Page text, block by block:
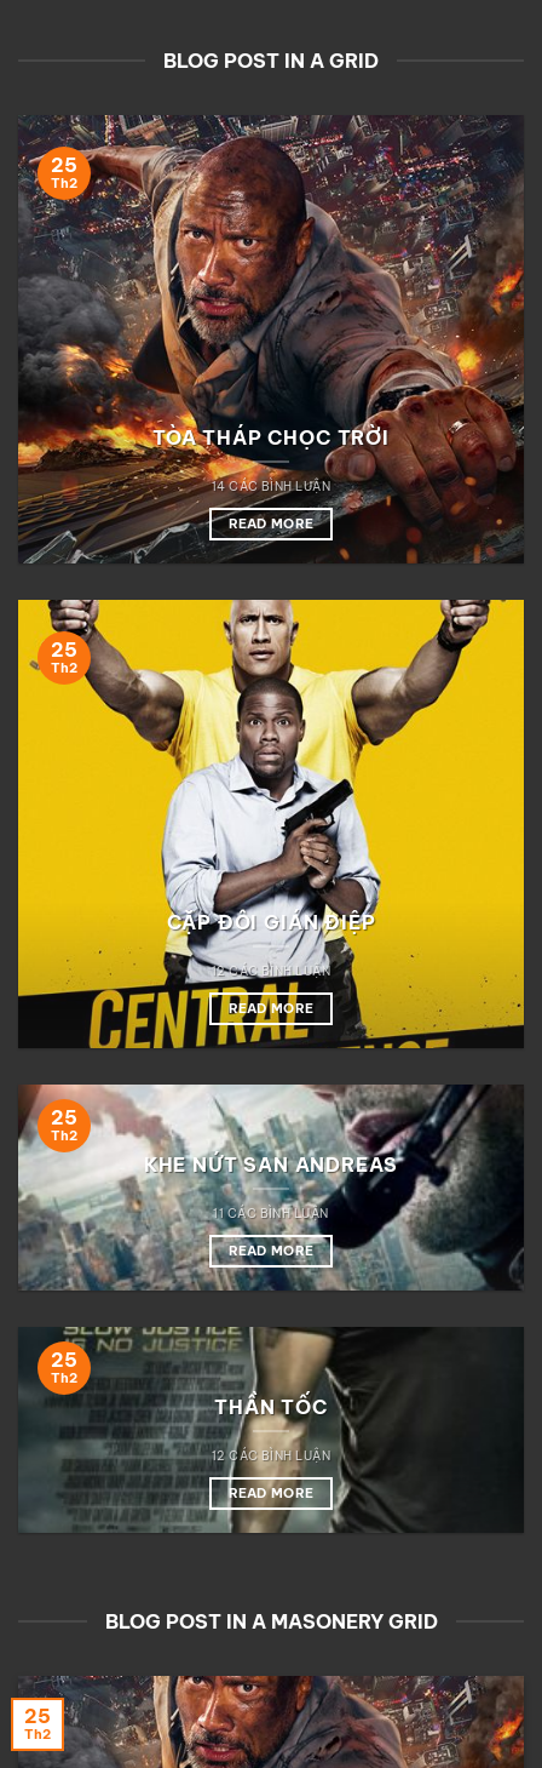
BLOG POST IN A GRID
TÒA THÁP CHỌC TRỜI
14 CÁC BÌNH LUẬN
READ MORE
25
Th2
CẶP ĐÔI GIÁN ĐIỆP
12 CÁC BÌNH LUẬN
READ MORE
25
Th2
KHE NỨT SAN ANDREAS
11 CÁC BÌNH LUẬN
READ MORE
25
Th2
THẦN TỐC
12 CÁC BÌNH LUẬN
READ MORE
25
Th2
BLOG POST IN A MASONERY GRID
25
Th2